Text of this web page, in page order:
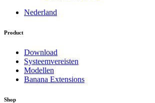
Nederland
Product
Download
Systeemvereisten
Modellen
Banana Extensions
Shop